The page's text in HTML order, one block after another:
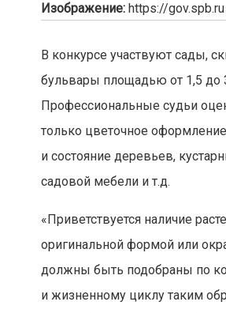
Изображение: https://gov.spb.ru
В конкурсе участвуют сады,
бульвары площадью от 1,5 до
Профессиональные судьи
только цветочное
и состояние деревьев,
садовой мебели и т.д.
«Приветствуется наличие
оригинальной формой или
должны быть подобраны по
и жизненному циклу таким